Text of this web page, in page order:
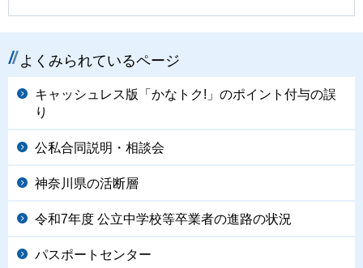
よくみられているページ
キャッシュレス版「かなトク!」のポイント付与の誤
り
公私合同説明・相談会
神奈川県の活断層
令和7年度 公立中学校等卒業者の進路の状況
パスポートセンター